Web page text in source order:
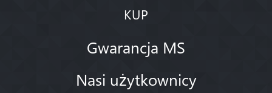
KUP
Gwarancja MS
Nasi użytkownicy